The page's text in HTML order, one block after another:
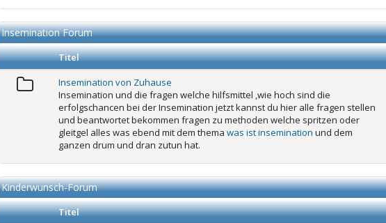
Insemination Forum
Titel
Insemination von Zuhause
Insemination und die fragen welche hilfsmittel ,wie hoch sind die
erfolgschancen bei der Insemination jetzt kannst du hier alle fragen stellen
und beantwortet bekommen fragen zu methoden welche spritzen oder
gleitgel alles was ebend mit dem thema was ist insemination und dem
ganzen drum und dran zutun hat.
Kinderwunsch-Forum
Titel